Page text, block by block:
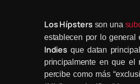
Los Hípsters son una
establecen por lo general
Indies que datan
principalmente en que el
percibe como más